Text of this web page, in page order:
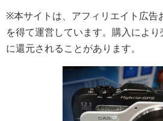
※本サイトは、アフィリエイト広告
を得て運営しています。購入によ
に還元されることがあります。